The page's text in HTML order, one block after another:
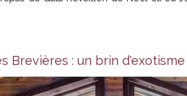
Brevières : un brin